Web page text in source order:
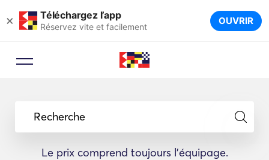
× Téléchargez l’app
Réservez vite et facilement OUVRIR
Recherche
Le prix comprend toujours l'équipage.